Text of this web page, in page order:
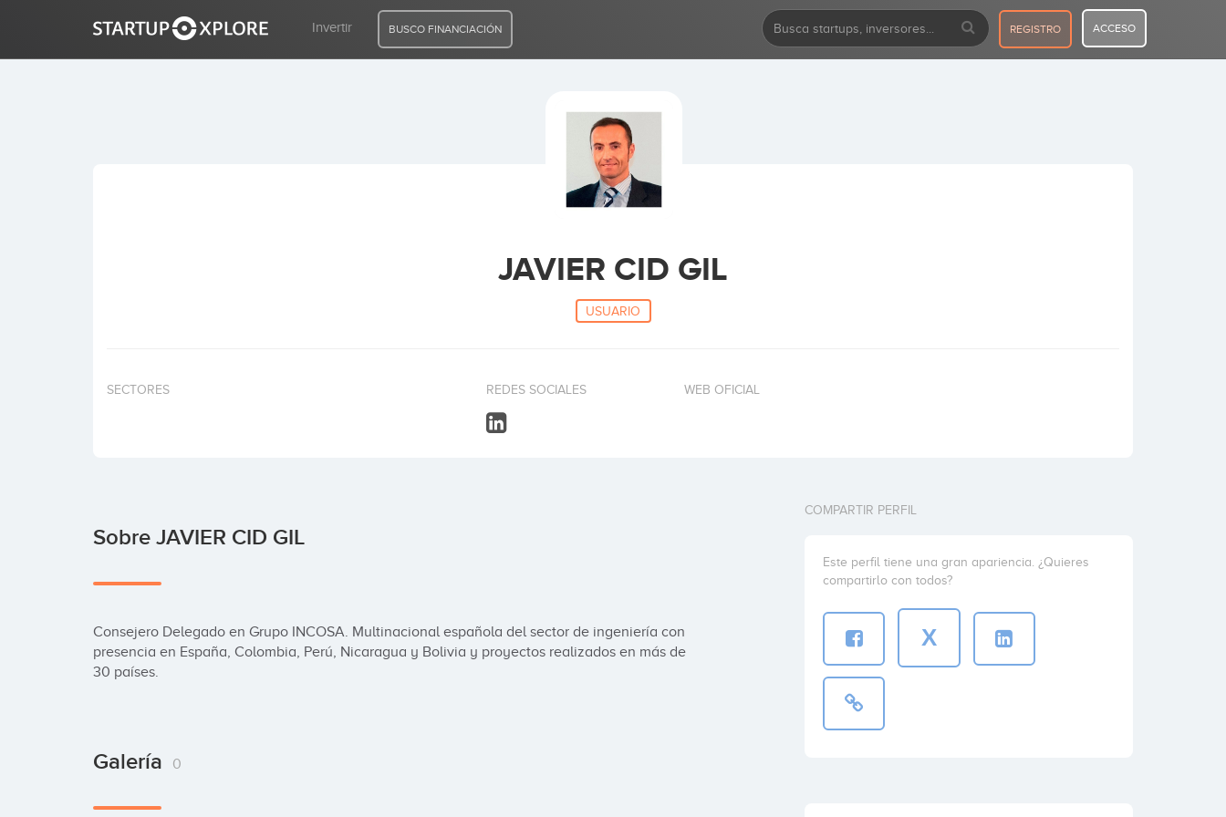
Invertir BUSCO FINANCIACIÓN REGISTRO ACCESO
JAVIER CID GIL
USUARIO
SECTORES REDES SOCIALES WEB OFICIAL
Sobre JAVIER CID GIL
Consejero Delegado en Grupo INCOSA. Multinacional española del sector de ingeniería con
presencia en España, Colombia, Perú, Nicaragua y Bolivia y proyectos realizados en más de
30 países.
Galería 0
COMPARTIR PERFIL
Este perfil tiene una gran apariencia. ¿Quieres
compartirlo con todos?
X